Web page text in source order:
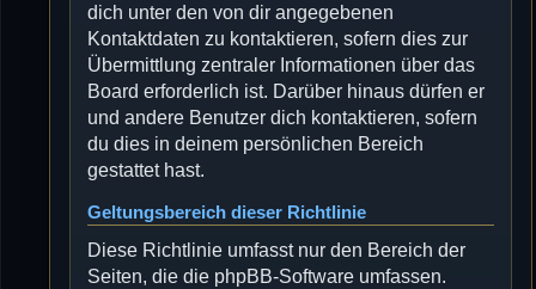
dich unter den von dir angegebenen
Kontaktdaten zu kontaktieren, sofern dies zur
Übermittlung zentraler Informationen über das
Board erforderlich ist. Darüber hinaus dürfen er
und andere Benutzer dich kontaktieren, sofern
du dies in deinem persönlichen Bereich
gestattet hast.
Geltungsbereich dieser Richtlinie
Diese Richtlinie umfasst nur den Bereich der
Seiten, die die phpBB-Software umfassen.